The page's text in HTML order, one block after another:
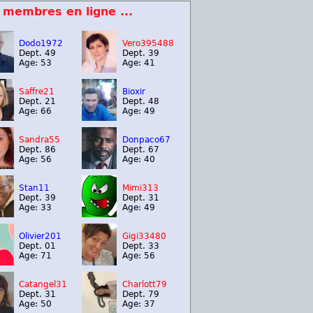
membres en ligne ...
Dodo1972
Dept. 49
Age: 53
Vero395488
Dept. 39
Age: 41
Saffre21
Dept. 21
Age: 66
Bioxir
Dept. 48
Age: 49
Sandra55
Dept. 86
Age: 56
Donpaco67
Dept. 67
Age: 40
Stan11
Dept. 39
Age: 33
Mimi313
Dept. 31
Age: 49
Olivier201
Dept. 01
Age: 71
Gigi33480
Dept. 33
Age: 56
Catangel31
Dept. 31
Age: 50
Charlott79
Dept. 79
Age: 37